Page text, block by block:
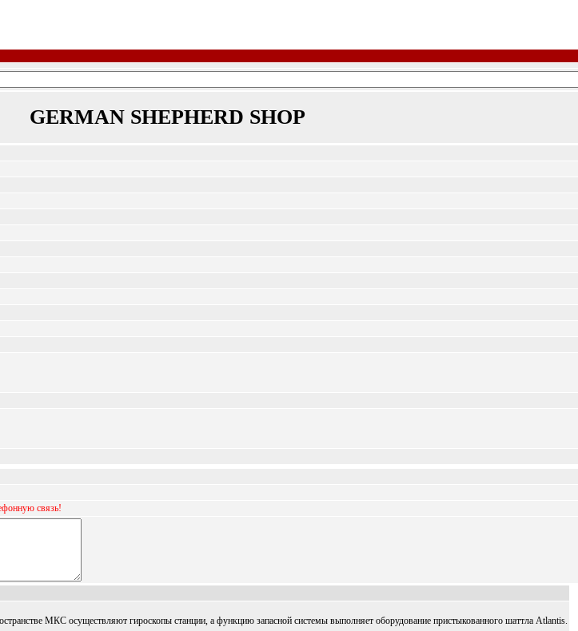
GERMAN SHEPHERD SHOP
связь!
МКС осуществляют гироскопы станции, а функцию запасной системы выполняет оборудование пристыкованного шаттла Atlantis.